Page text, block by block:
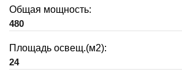
Общая мощность:
480
Площадь освещ.(м2):
24